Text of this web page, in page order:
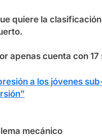
quiere la
apenas cuenta con
a los jóvenes
mecánico